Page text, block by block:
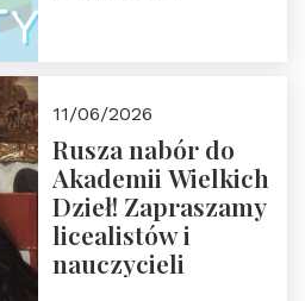
11/06/2026
Rusza nabór do
Akademii Wielkich
Dzieł! Zapraszamy
licealistów i
nauczycieli